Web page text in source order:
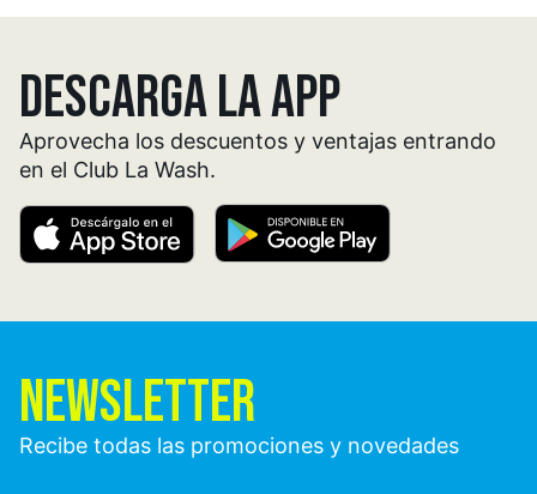
DESCARGA LA APP
Aprovecha los descuentos y ventajas entrando
en el Club La Wash.
NEWSLETTER
Recibe todas las promociones y novedades